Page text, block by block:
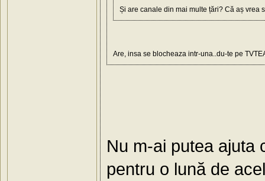
Și are canale din mai multe țări? Că aș vrea
Are, insa se blocheaza intr-una..du-te pe
Nu m-ai putea ajuta
pentru o lună de